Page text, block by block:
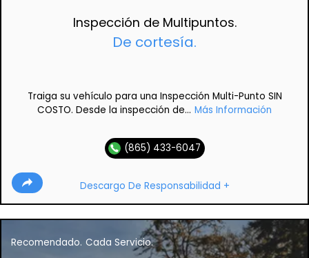
Inspección de Multipuntos.
De cortesía.
Traiga su vehículo para una Inspección Multi-Punto SIN
COSTO. Desde la inspección de... Más Información
(865) 433-6047
Descargo De Responsabilidad +
Recomendado. Cada Servicio.